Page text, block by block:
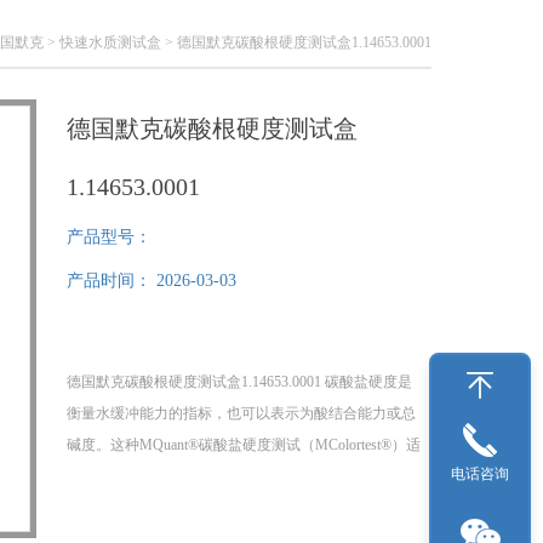
默克 > 快速水质测试盒 > 德国默克碳酸根硬度测试盒1.14653.0001
德国默克碳酸根硬度测试盒
1.14653.0001
产品型号：
产品时间： 2026-03-03
德国默克碳酸根硬度测试盒1.14653.0001 碳酸盐硬度是
衡量水缓冲能力的指标，也可以表示为酸结合能力或总
碱度。这种MQuant®碳酸盐硬度测试（MColortest®）适
电话咨询